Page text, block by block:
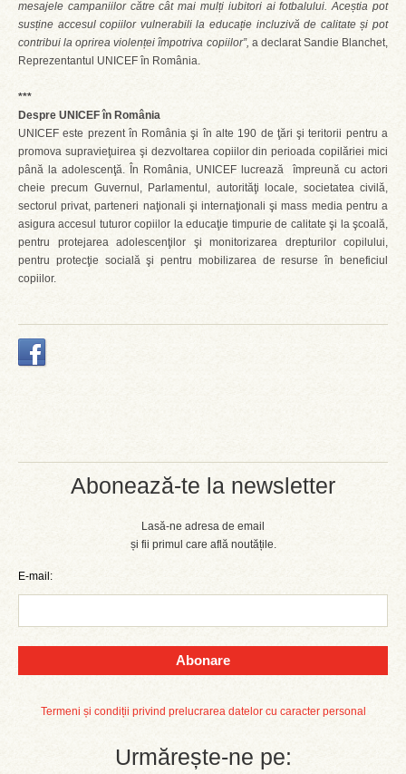
Abonează-te la newsletter
Lasă-ne adresa de email
și fii primul care află noutățile.
E-mail:
Abonare
Termeni și condiții privind prelucrarea datelor cu caracter personal
Urmărește-ne pe:
mesajele campaniilor către cât mai mulți iubitori ai fotbalului. Aceștia pot
susține accesul copiilor vulnerabili la educație incluzivă de calitate și pot
contribui la oprirea violenței împotriva copiilor”, a declarat Sandie Blanchet,
Reprezentantul UNICEF în România.
***
Despre UNICEF în România
UNICEF este prezent în România şi în alte 190 de ţări şi teritorii pentru a
promova supravieţuirea şi dezvoltarea copiilor din perioada copilăriei mici
până la adolescenţă. În România, UNICEF lucrează împreună cu actori
cheie precum Guvernul, Parlamentul, autorităţi locale, societatea civilă,
sectorul privat, parteneri naţionali şi internaţionali şi mass media pentru a
asigura accesul tuturor copiilor la educaţie timpurie de calitate şi la şcoală,
pentru protejarea adolescenţilor şi monitorizarea drepturilor copilului,
pentru protecţie socială şi pentru mobilizarea de resurse în beneficiul
copiilor.